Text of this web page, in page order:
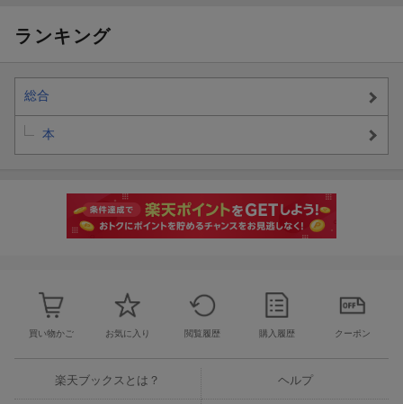
ランキング
総合
本
買い物かご お気に入り 閲覧履歴 購入履歴 クーポン
楽天ブックスとは？ ヘルプ